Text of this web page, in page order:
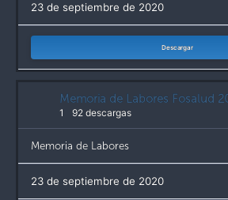
23 de septiembre de 2020
Descargar
Memoria de Labores Fosalud
1 92 descargas
Memoria de Labores
23 de septiembre de 2020